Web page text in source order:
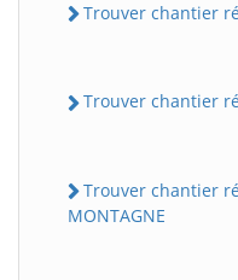
Trouver chantier
Trouver chantier
Trouver chantier
MONTAGNE